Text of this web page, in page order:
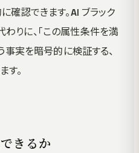
認できます。AI ブラック
りに、「この属性条件を満
事実を暗号的に検証する、
す。
きるか